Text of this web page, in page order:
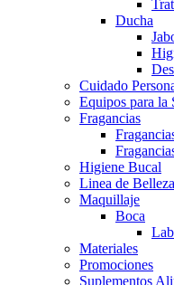
Ducha
Cuidado
Equipos para la
Fragancias
Higiene Bucal
Linea de Belleza
Maquillaje
Boca
Materiales
Promociones
Suplementos